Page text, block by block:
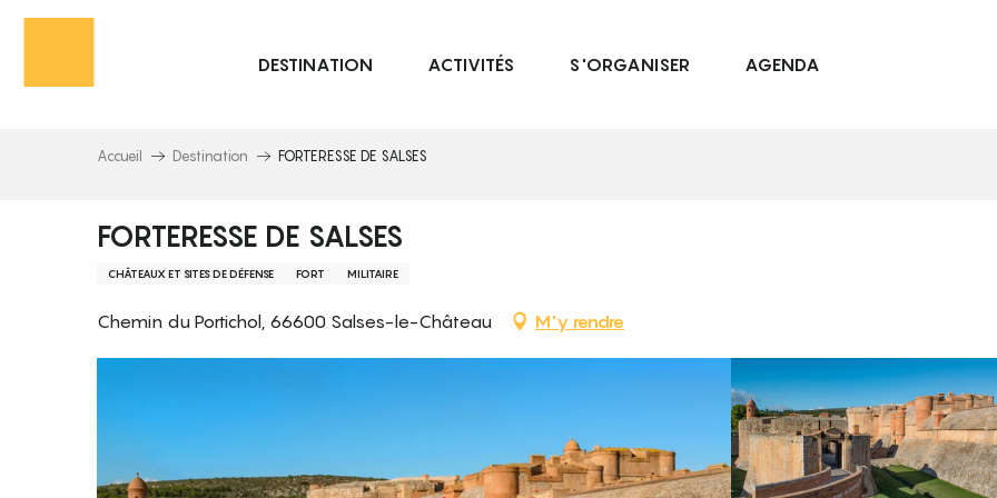
Aller
principal
DESTINATION ACTIVITÉS S'ORGANISER AGENDA
Accueil Destination FORTERESSE DE SALSES
FORTERESSE DE SALSES
CHÂTEAUX ET SITES DE DÉFENSE FORT MILITAIRE
Chemin du Portichol, 66600 Salses-le-Château M'y rendre